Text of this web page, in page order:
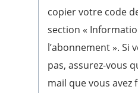
copier votre code
section «
l’abonnement ». Si
pas, assurez-vous
mail que vous avez